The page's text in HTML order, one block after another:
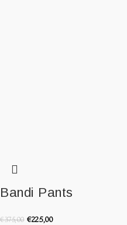
Bandi Pants
€375,00 €225,00